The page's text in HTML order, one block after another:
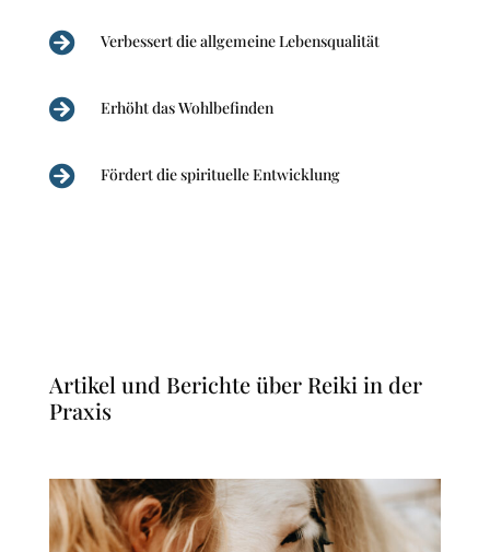
 Verbessert die allgemeine Lebensqualität
 Erhöht das Wohlbefinden
 Fördert die spirituelle Entwicklung
Artikel und Berichte über Reiki in der
Praxis